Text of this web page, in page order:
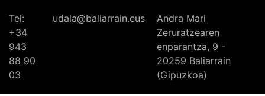
Tel:
+34
943
88 90
03
udala@baliarrain.eus
Andra Mari
Zeruratzearen
enparantza, 9 -
20259 Baliarrain
(Gipuzkoa)